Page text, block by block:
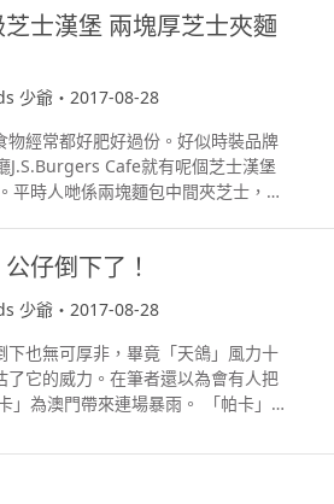
錯，比起早上喝咖啡，喝水反而是更
伸閱讀）。充分的水可以維持肝和腎
除毒素，維持身體健康。 加強心臟
，降低血壓，亦降低心臟病發作的
的慾望，好像是食糖水或是喝杯朱
一小時前喝水，可以使心臟更容易將
可防止心臟病發作或中風。《The
》亦曾發布一個長達6年的相
幫助自己喝水，最好就是把水樽放
，家中的沙發旁等，好樣自己習慣
的水，放一些檸檬片亦可以加點清
另外，我們都可以使用一些喝水提示
幫助我們記錄和觀察每天的飲水習
？這也不一定。喝水的份量亦要根
家澳門好似俾人侵略咁，我只係盡一
義載的澳門的士司機有約8名，大
街道做騷 現時澳門打風後垃圾圍
有潔癖的他亦去幫手清理街道，洗
貴令人反胃，「我剛才清理時，見到
抽水，呢啲人唔知乜心態，好X無
走。」他說知道許多公務員也有幫
災他也很高興很感激，但對於澳門政
絕怒批。 威哥怒批澳門政府失職。
賭場獲優待 「點解當日（颱風吹
因為大家9點要返工，好多博企要員
澳門）人都係咁諗。」 他說賭場密
特別好，相反台山北區等平民區，
災區下環，這幾天停電停水，烏燈黑
亮。他認為災後救援明顯不公。「我
」他說對於香港媒體來澳感到高興，
情況惡劣。（資料圖片） 部份港網
港部份網民諷刺澳門災情的言論反
神唔好嘅人去到，好可能就會受到影
行，你可能係某啲景點到見到啲好
紀念品番屋企，但呢啲野可能來歷
即係引狼入室。 少出夜街 七月時
地方，因為個啲地方好容易會積聚
人數少嘅話，隨時就會頂唔住中招。
相，不過係夜晚影相就建議開閃燈
野，咁就比較安全啲。 唔好掛鈴噹
就地解決，但七月期間「朋友」盛
仲好唔尊重當地添喎。 以上文章及
原作者所有 原文地址：
芝士漢堡 兩塊厚芝士夾麵
少爺・2017-08-28
物經常都好肥好過份。好似時裝品牌
Cafe就有呢個芝士漢堡
平時人哋係兩塊麵包中間夾芝士，佢
都好快俾人買走，而且係期間限
Cafeacute; 新宿店地址：東京都
星期一至五11am ndash; 1030pm
日及公眾假期：1030am930pm網
以上文章及圖片均轉載自
原文地址：httpgameover.com.hk
仔倒下了！
少爺・2017-08-28
下也無可厚非，畢竟「天鴿」風力十
了它的威力。在筆者還以為會有人把
」為澳門帶來連場暴雨。 「帕卡」
區或焚化爐。 回想起從前，所有旅
雞公仔，便會拿起手機相機，和它